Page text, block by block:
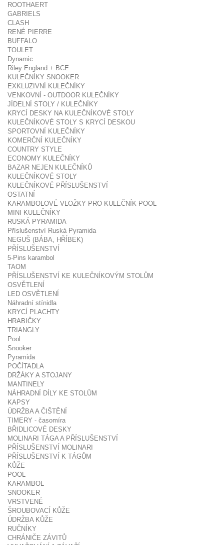
ROOTHAERT
GABRIELS
CLASH
RENÉ PIERRE
BUFFALO
TOULET
Dynamic
Riley England + BCE
KULEČNÍKY SNOOKER
EXKLUZIVNÍ KULEČNÍKY
VENKOVNÍ - OUTDOOR KULEČNÍKY
JÍDELNÍ STOLY / KULEČNÍKY
KRYCÍ DESKY NA KULEČNÍKOVÉ STOLY
KULEČNÍKOVÉ STOLY S KRYCÍ DESKOU
SPORTOVNÍ KULEČNÍKY
KOMERČNÍ KULEČNÍKY
COUNTRY STYLE
ECONOMY KULEČNÍKY
BAZAR NEJEN KULEČNÍKŮ
KULEČNÍKOVÉ STOLY
KULEČNÍKOVÉ PŘÍSLUŠENSTVÍ
OSTATNÍ
KARAMBOLOVÉ VLOŽKY PRO KULEČNÍK POOL
MINI KULEČNÍKY
RUSKÁ PYRAMIDA
Příslušenství Ruská Pyramida
NEGUŠ (BÁBA, HŘÍBEK)
PŘÍSLUŠENSTVÍ
5-Pins karambol
TAOM
PŘÍSLUŠENSTVÍ KE KULEČNÍKOVÝM STOLŮM
OSVĚTLENÍ
LED OSVĚTLENÍ
Náhradní stínidla
KRYCÍ PLACHTY
HRABIČKY
TRIANGLY
Pool
Snooker
Pyramida
POČÍTADLA
DRŽÁKY A STOJANY
MANTINELY
NÁHRADNÍ DÍLY KE STOLŮM
KAPSY
ÚDRŽBA A ČIŠTĚNÍ
TIMERY - časomíra
BŘIDLICOVÉ DESKY
MOLINARI TÁGA A PŘÍSLUŠENSTVÍ
PŘÍSLUŠENSTVÍ MOLINARI
PŘÍSLUŠENSTVÍ K TÁGŮM
KŮŽE
POOL
KARAMBOL
SNOOKER
VRSTVENÉ
ŠROUBOVACÍ KŮŽE
ÚDRŽBA KŮŽE
RUČNÍKY
CHRÁNIČE ZÁVITŮ